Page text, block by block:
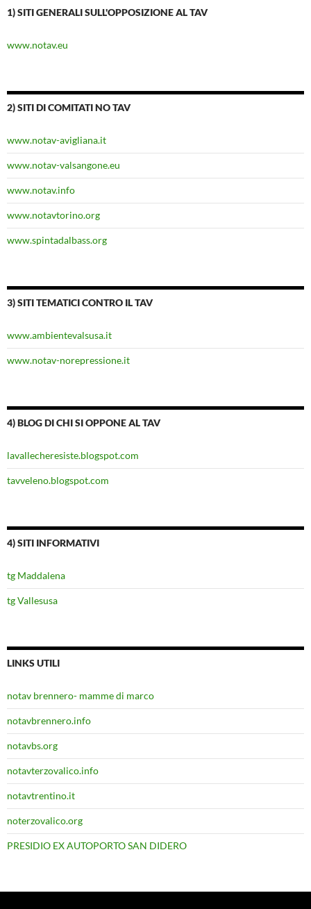
1) SITI GENERALI SULL'OPPOSIZIONE AL TAV
www.notav.eu
2) SITI DI COMITATI NO TAV
www.notav-avigliana.it
www.notav-valsangone.eu
www.notav.info
www.notavtorino.org
www.spintadalbass.org
3) SITI TEMATICI CONTRO IL TAV
www.ambientevalsusa.it
www.notav-norepressione.it
4) BLOG DI CHI SI OPPONE AL TAV
lavallecheresiste.blogspot.com
tavveleno.blogspot.com
4) SITI INFORMATIVI
tg Maddalena
tg Vallesusa
LINKS UTILI
notav brennero- mamme di marco
notavbrennero.info
notavbs.org
notavterzovalico.info
notavtrentino.it
noterzovalico.org
PRESIDIO EX AUTOPORTO SAN DIDERO